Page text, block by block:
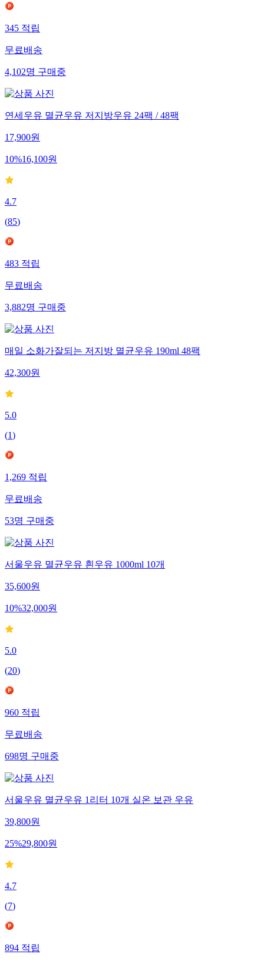
345 적립
무료배송
4,102명 구매중
연세우유 멸균우유 저지방우유 24팩 / 48팩
17,900원
10%16,100원
4.7
(85)
483 적립
무료배송
3,882명 구매중
매일 소화가잘되는 저지방 멸균우유 190ml 48팩
42,300원
5.0
(1)
1,269 적립
무료배송
53명 구매중
서울우유 멸균우유 흰우유 1000ml 10개
35,600원
10%32,000원
5.0
(20)
960 적립
무료배송
698명 구매중
서울우유 멸균우유 1리터 10개 실온 보관 우유
39,800원
25%29,800원
4.7
(7)
894 적립